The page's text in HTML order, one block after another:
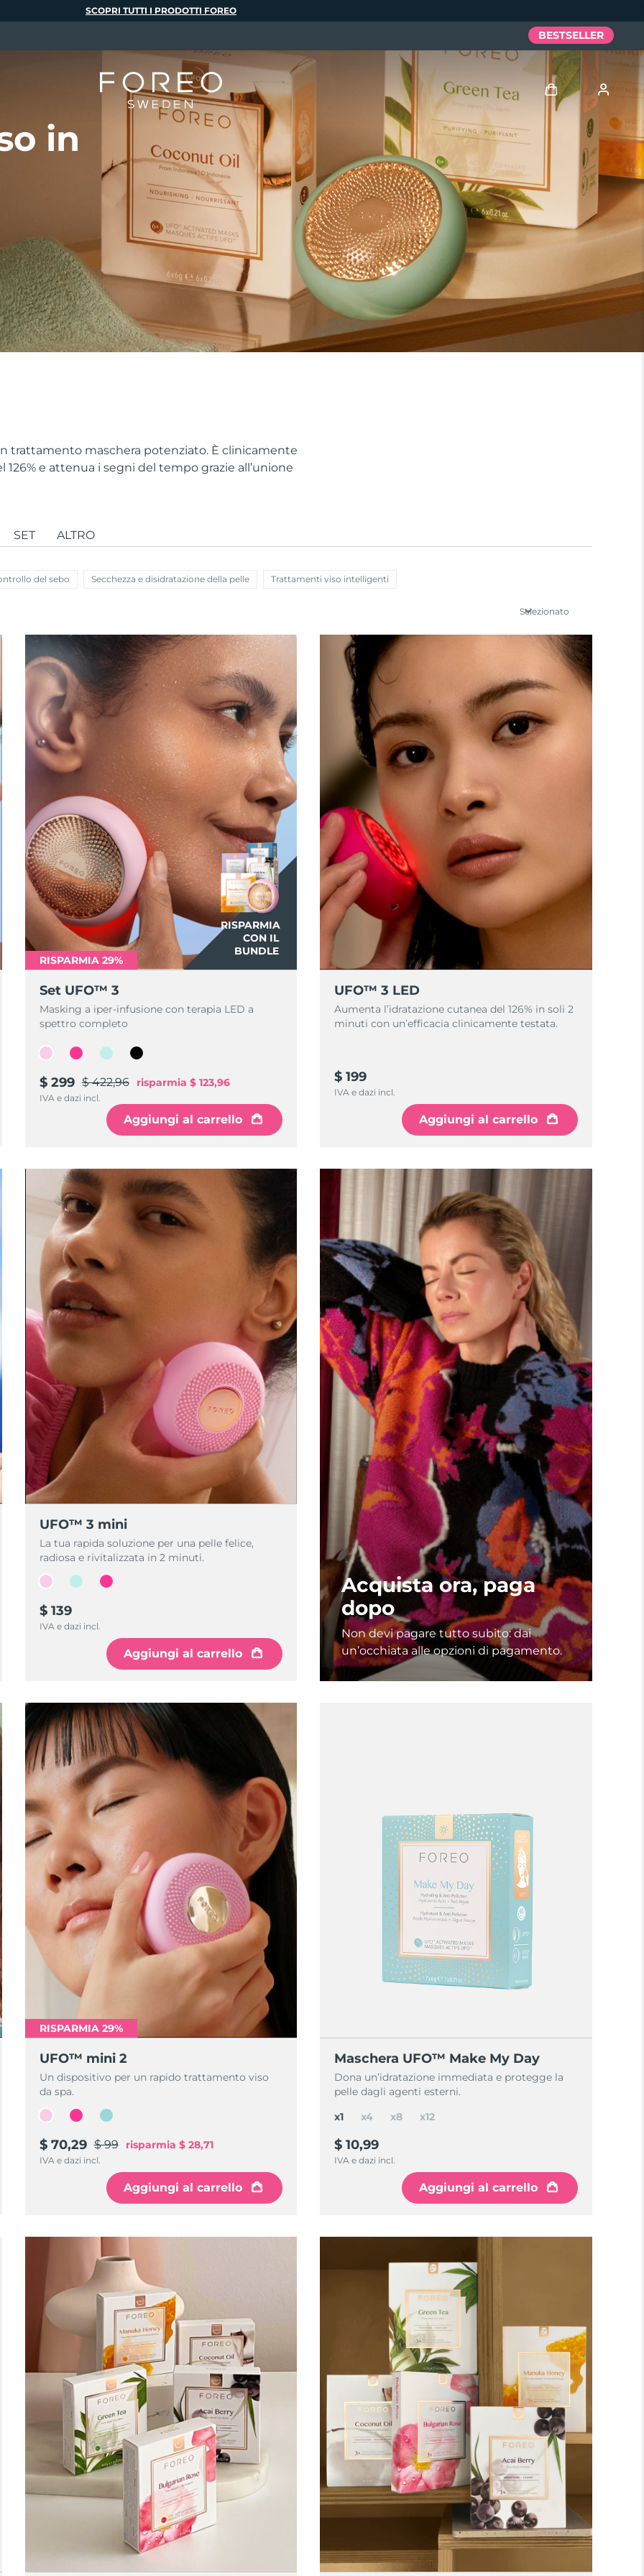
in
trattamento maschera potenziato. È clinicamente
126% e attenua i segni del tempo grazie all’unione
SET ALTRO
del sebo Secchezza e disidratazione della pelle Trattamenti viso intelligenti
Selezionato
RISPARMIA
CON IL
BUNDLE
RISPARMIA 29%
Set UFO™ 3
Masking a iper-infusione con terapia LED a
spettro completo
$ 299 $ 422,96 risparmia $ 123,96
IVA e dazi incl.
Aggiungi al carrello
UFO™ 3 LED
Aumenta l’idratazione cutanea del 126% in soli 2
minuti con un’efficacia clinicamente testata.
$ 199
IVA e dazi incl.
Aggiungi al carrello
UFO™ 3 mini
La tua rapida soluzione per una pelle felice,
radiosa e rivitalizzata in 2 minuti.
$ 139
IVA e dazi incl.
Aggiungi al carrello
Acquista ora, paga
dopo
Non devi pagare tutto subito: dai
un’occhiata alle opzioni di pagamento.
RISPARMIA 29%
UFO™ mini 2
Un dispositivo per un rapido trattamento viso
da spa.
$ 70,29 $ 99 risparmia $ 28,71
IVA e dazi incl.
Aggiungi al carrello
Maschera UFO™ Make My Day
Dona un’idratazione immediata e protegge la
pelle dagli agenti esterni.
$ 10,99
IVA e dazi incl.
Aggiungi al carrello
x1 x4 x8 x12
SCOPRI TUTTI I PRODOTTI FOREO
BESTSELLER
Accedi
Profilo utente
I miei dispositivi
I miei ordini
I miei abbonamenti